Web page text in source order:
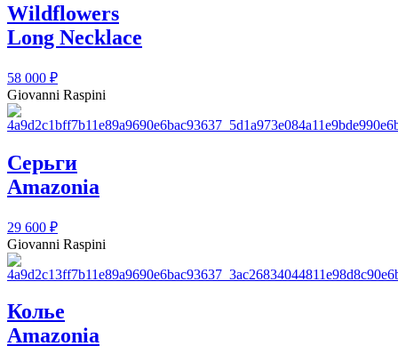
Wildflowers
Long Necklace
58 000 ₽
Giovanni Raspini
Серьги
Amazonia
29 600 ₽
Giovanni Raspini
Колье
Amazonia